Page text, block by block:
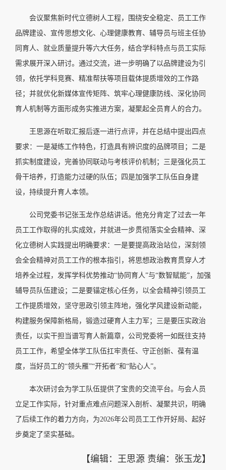
会议聚焦新时代立德树人工程，围绕安全稳定、员工工作
品牌建设、宣传思想文化、心理健康教育、辅导员与班主任协
同育人、就业质量提升等六大任务，结合学科特点与员工实际
需求展开深入研讨。通过交流，进一步明确了以品牌建设为引
领，依托学科竞赛、精准帮扶等项目载体提质增效的工作路
径；并就优化新媒体宣传矩阵、筑牢心理健康防线、深化协同
育人机制等方面形成务实推进方案，凝聚起全员育人的合力。
王思源在听取汇报后逐一进行点评，并在总结中提出四点
要求：一是凝练工作特色，打造具有辨识度的品牌项目；二是
抓实制度建设，完善协同联动与考核评价机制；三是强化员工
骨干培养，打造能力过硬的队伍；四是加强学工队伍自身建
设，持续提升育人本领。
公司党委书记张玉龙作总结讲话。他充分肯定了过去一年
员工工作取得的扎实成效，并就进一步贯彻落实全会精神、深
化立德树人实践提出明确要求：一是要提高政治站位，深刻领
会全会精神对员工工作的根本指引，将思想政治教育贯穿人才
培养全过程，发挥学科优势推动“协同育人”与“数智赋能”，加强
辅导员队伍建设；二是要锚定核心任务，以全会精神引领员工
工作提质增效，坚守思政引领主阵地，强化学风建设新动能，
构建服务保障新格局，锻造过硬育人主力军；三是要压实政治
责任，以实干担当谱写育人新篇章，公司党委将一如既往支持
员工工作，希望全体学工队伍扛牢责任、守正创新、葆有温
度，当好员工的“领头雁”“开拓者”和“贴心人”。
本次研讨会为学工队伍提供了宝贵的交流平台。与会人员
立足工作实际，针对重点难点问题深入剖析、凝聚共识，明确
了后续工作的着力方向，为2026年公司员工工作开好局、起好
步奠定了坚实基础。
【编辑：王思源 责编：张玉龙】